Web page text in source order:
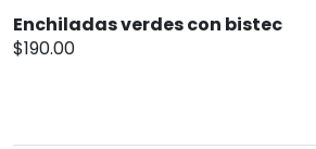
Enchiladas verdes con bistec
$190.00